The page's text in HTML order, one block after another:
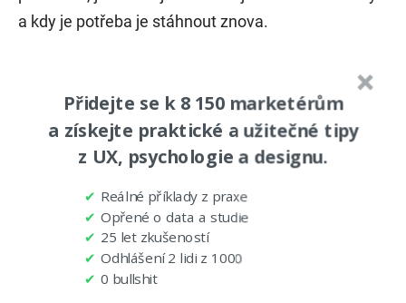
a kdy je potřeba je stáhnout znova.
6. Distribuce obrázků na více serverů (CDN)
Přidejte se k 8 150 marketérům
a získejte praktické a užitečné tipy
z UX, psychologie a designu.
✔ Reálné příklady z praxe
✔ Opřené o data a studie
✔ 25 let zkušeností
✔ Odhlášení 2 lidi z 1000
✔ 0 bullshit